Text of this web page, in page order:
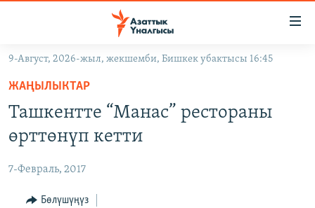
Навигацияга
өтүңүз
Издөөгө
салыңыз
ЭКОНОМИКА
МАДАНИЯТ
БОРБОР АЗИЯ
УКРАИНА
АТАЙЫН ИЛИКТӨӨ
ТВ ПРОГРАММАЛАР
9-Август, 2026-жыл, жекшемби, Бишкек убактысы 16:45
ЖАҢЫЛЫКТАР
Ташкентте “Манас” рестораны
өрттөнүп кетти
7-Февраль, 2017
Бөлүшүңүз